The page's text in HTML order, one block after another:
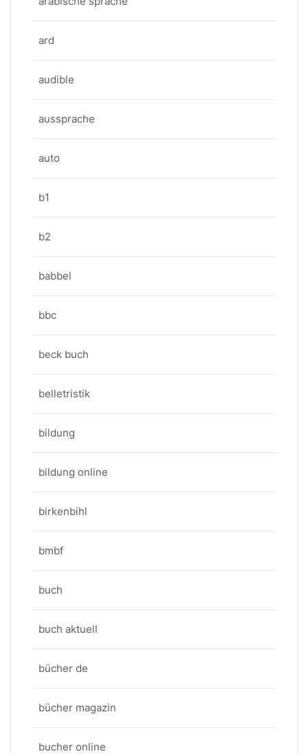
ard
audible
aussprache
auto
b1
b2
babbel
bbc
beck buch
belletristik
bildung
bildung online
birkenbihl
bmbf
buch
buch aktuell
bücher de
bücher magazin
bucher online